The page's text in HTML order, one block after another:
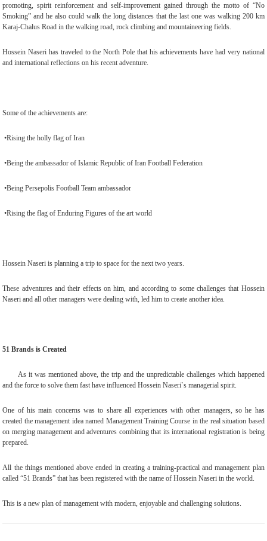
promoting, spirit reinforcement and self-improvement gained through the motto of “No
Smoking” and he also could walk the long distances that the last one was walking 200 km
Karaj-Chalus Road in the walking road, rock climbing and mountaineering fields.
Hossein Naseri has traveled to the North Pole that his achievements have had very national
and international reflections on his recent adventure.
Some of the achievements are:
•Rising the holly flag of Iran
•Being the ambassador of Islamic Republic of Iran Football Federation
•Being Persepolis Football Team ambassador
•Rising the flag of Enduring Figures of the art world
Hossein Naseri is planning a trip to space for the next two years.
These adventures and their effects on him, and according to some challenges that Hossein
Naseri and all other managers were dealing with, led him to create another idea.
51 Brands is Created
As it was mentioned above, the trip and the unpredictable challenges which happened
and the force to solve them fast have influenced Hossein Naseri`s managerial spirit.
One of his main concerns was to share all experiences with other managers, so he has
created the management idea named Management Training Course in the real situation based
on merging management and adventures combining that its international registration is being
prepared.
All the things mentioned above ended in creating a training-practical and management plan
called “51 Brands” that has been registered with the name of Hossein Naseri in the world.
This is a new plan of management with modern, enjoyable and challenging solutions.